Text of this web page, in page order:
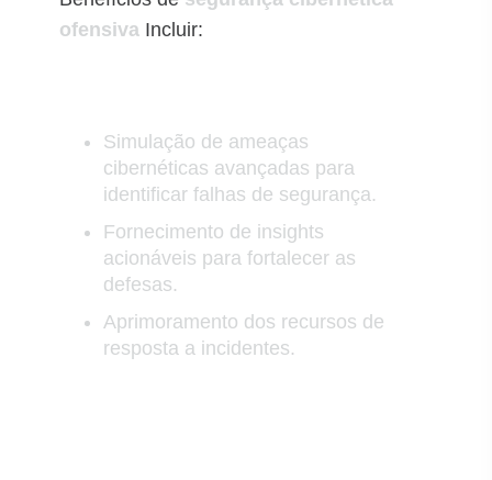
ofensiva Incluir:
Simulação de ameaças
cibernéticas avançadas para
identificar falhas de segurança.
Fornecimento de insights
acionáveis para fortalecer as
defesas.
Aprimoramento dos recursos de
resposta a incidentes.